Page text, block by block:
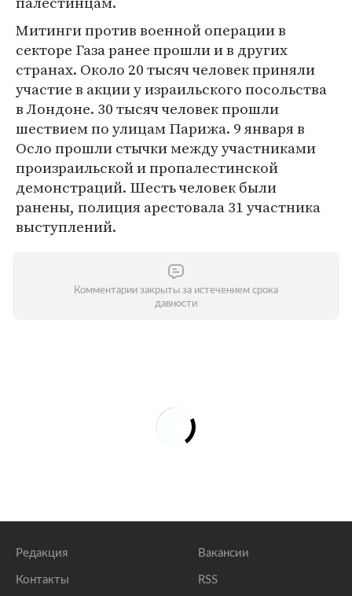
Митинги против военной операции в
секторе Газа ранее прошли и в других
странах. Около 20 тысяч человек приняли
участие в акции у израильского посольства
в Лондоне. 30 тысяч человек прошли
шествием по улицам Парижа. 9 января в
Осло прошли стычки между участниками
произраильской и пропалестинской
демонстраций. Шесть человек были
ранены, полиция арестовала 31 участника
выступлений.
Комментарии закрыты за истечением срока
давности
Редакция
Контакты
Вакансии
RSS